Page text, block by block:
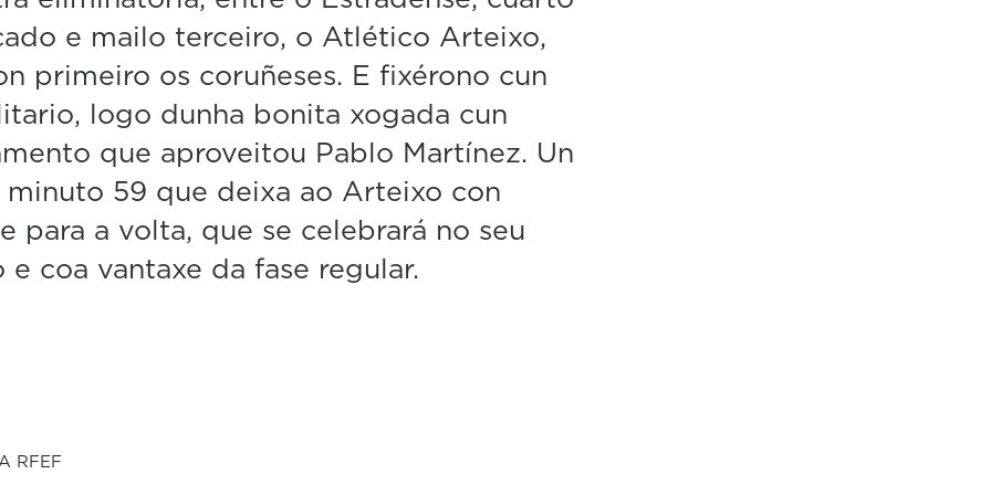
e mailo terceiro, o Atlético Arteixo,
primeiro os coruñeses. E fixérono cun
logo dunha bonita xogada cun
que aproveitou Pablo Martínez. Un
59 que deixa ao Arteixo con
para a volta, que se celebrará no seu
e coa vantaxe da fase regular.
RFEF